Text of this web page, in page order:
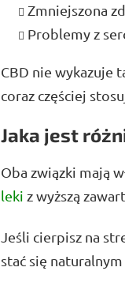
Zmniejszona
Problemy z
CBD nie wykazuje
coraz częściej
Jaka jest
Oba związki mają
leki z wyższą
Jeśli cierpisz na
stać się